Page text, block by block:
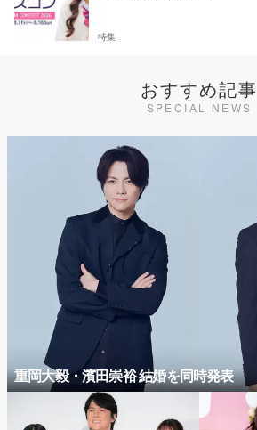
特集
おすすめ記事
SPECIAL NEWS
重岡大毅・濱田崇裕 結婚を同時発表